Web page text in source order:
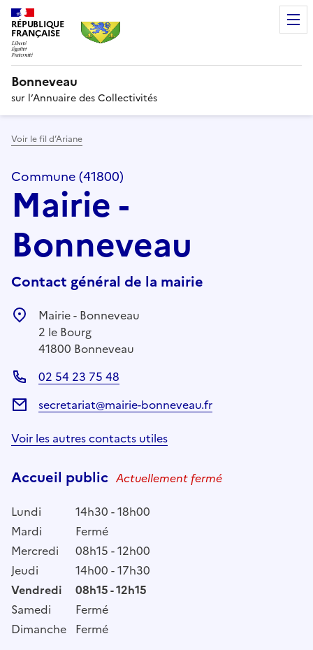
RÉPUBLIQUE
FRANÇAISE
Bonneveau
sur l’Annuaire des Collectivités
Voir le fil d’Ariane
Commune (41800)
Mairie -
Bonneveau
Contact général de la mairie
Mairie - Bonneveau
2 le Bourg
41800 Bonneveau
02 54 23 75 48
secretariat@mairie-bonneveau.fr
Voir les autres contacts utiles
Accueil public Actuellement fermé
Lundi
14h30 - 18h00
Mardi
Fermé
Mercredi
08h15 - 12h00
Jeudi
14h00 - 17h30
Vendredi
08h15 - 12h15
Samedi
Fermé
Dimanche Fermé